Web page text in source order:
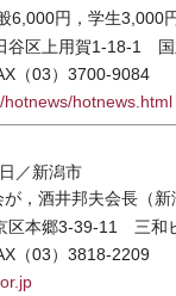
6,000円，学生3,000
区上用賀1-18-1 国
（03）3700-9084
hotnews.html
／新潟市
，酒井邦夫会長（新
本郷3-39-11 三和
（03）3818-2209